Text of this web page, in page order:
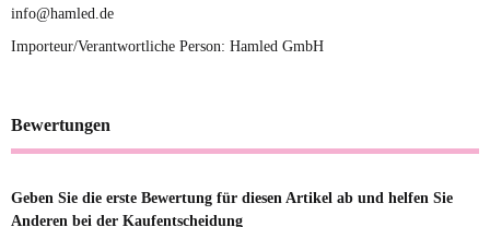
info@hamled.de
Importeur/Verantwortliche Person: Hamled GmbH
Bewertungen
Geben Sie die erste Bewertung für diesen Artikel ab und helfen Sie
Anderen bei der Kaufentscheidung